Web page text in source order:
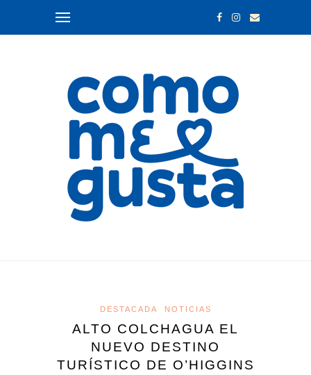
DESTACADA NOTICIAS
ALTO COLCHAGUA EL
NUEVO DESTINO
TURÍSTICO DE O’HIGGINS